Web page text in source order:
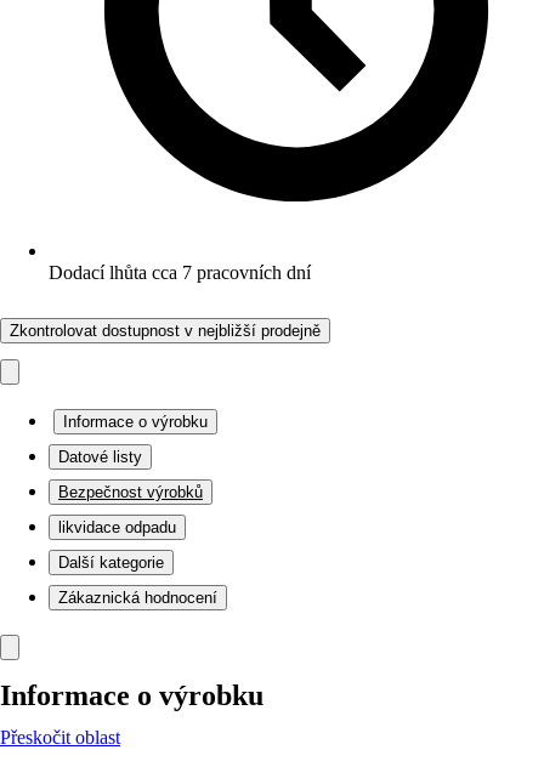
Dodací lhůta cca 7 pracovních dní
Zkontrolovat dostupnost v nejbližší prodejně
Informace o výrobku
Datové listy
Bezpečnost výrobků
likvidace odpadu
Další kategorie
Zákaznická hodnocení
Informace o výrobku
Přeskočit oblast